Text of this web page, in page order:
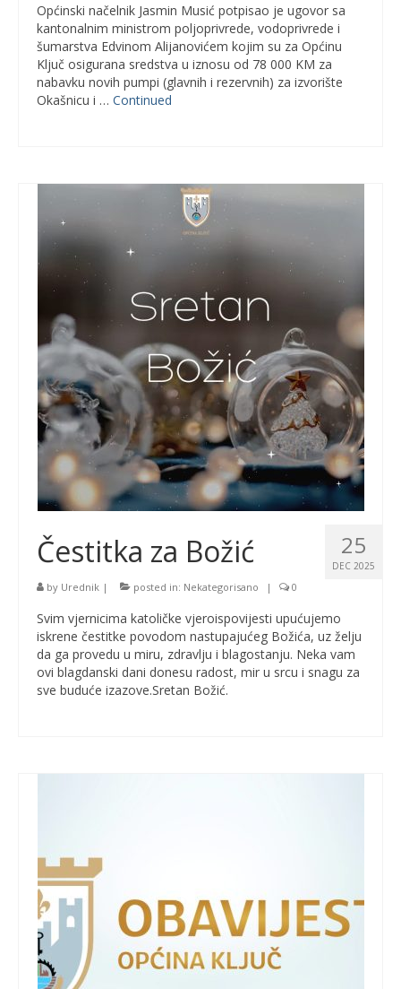
Općinski načelnik Jasmin Musić potpisao je ugovor sa
kantonalnim ministrom poljoprivrede, vodoprivrede i
šumarstva Edvinom Alijanovićem kojim su za Općinu
Ključ osigurana sredstva u iznosu od 78 000 KM za
nabavku novih pumpi (glavnih i rezervnih) za izvorište
Okašnicu i … Continued
25
DEC 2025
Čestitka za Božić
by Urednik | posted in: Nekategorisano | 0
Svim vjernicima katoličke vjeroispovijesti upućujemo
iskrene čestitke povodom nastupajućeg Božića, uz želju
da ga provedu u miru, zdravlju i blagostanju. Neka vam
ovi blagdanski dani donesu radost, mir u srcu i snagu za
sve buduće izazove.Sretan Božić.